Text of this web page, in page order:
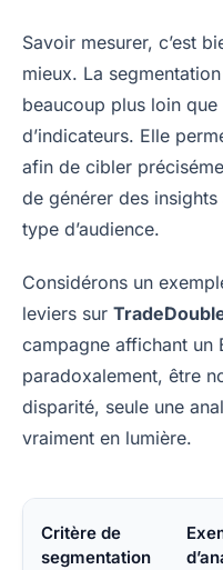
Savoir mesurer, c’est
mieux. La
beaucoup plus loin
d’indicateurs. Elle
afin de cibler
de générer des
type d’audience.
Considérons un
leviers sur
campagne affichant un
paradoxalement, être
disparité, seule une
vraiment en lumière.
Critère de
segmentation